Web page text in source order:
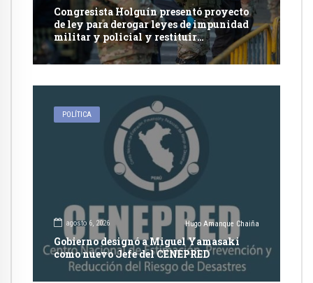
Congresista Holguín presentó proyecto
de ley para derogar leyes de impunidad
militar y policial y restituir
competencia de justicia ordinaria
POLÍTICA
agosto 6, 2026 Hugo Amanque Chaiña
Gobierno designó a Miguel Yamasaki
como nuevo Jefe del CENEPRED